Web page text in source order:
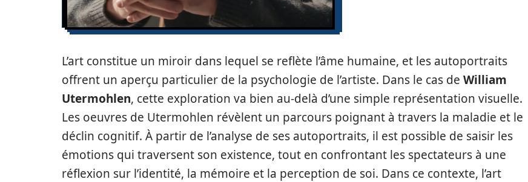
L’art constitue un miroir dans lequel se reflète l’âme humaine, et les autoportraits
offrent un aperçu particulier de la psychologie de l’artiste. Dans le cas de William
Utermohlen, cette exploration va bien au-delà d’une simple représentation visuelle.
Les oeuvres de Utermohlen révèlent un parcours poignant à travers la maladie et le
déclin cognitif. À partir de l’analyse de ses autoportraits, il est possible de saisir les
émotions qui traversent son existence, tout en confrontant les spectateurs à une
réflexion sur l’identité, la mémoire et la perception de soi. Dans ce contexte, l’art